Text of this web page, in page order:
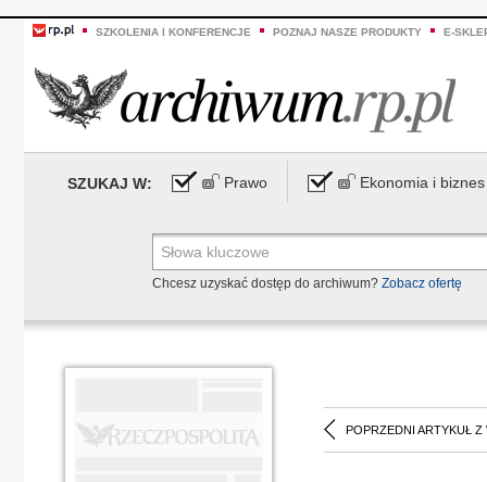
SZKOLENIA I KONFERENCJE POZNAJ NASZE PRODUKTY E-
SZUKAJ W: Prawo Ekonomia i biznes
Chcesz uzyskać dostęp do archiwum? Zobacz ofertę
POPRZEDNI ARTYKUŁ Z